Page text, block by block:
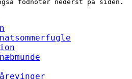
fodnoter nederst på siden.